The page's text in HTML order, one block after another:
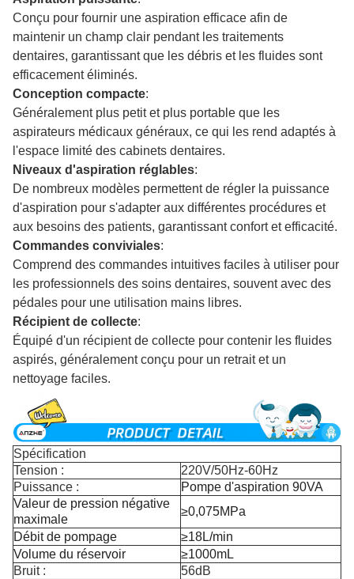
Conçu pour fournir une aspiration efficace afin de
maintenir un champ clair pendant les traitements
dentaires, garantissant que les débris et les fluides sont
efficacement éliminés.
Conception compacte:
Généralement plus petit et plus portable que les
aspirateurs médicaux généraux, ce qui les rend adaptés à
l'espace limité des cabinets dentaires.
Niveaux d'aspiration réglables:
De nombreux modèles permettent de régler la puissance
d'aspiration pour s'adapter aux différentes procédures et
aux besoins des patients, garantissant confort et efficacité.
Commandes conviviales:
Comprend des commandes intuitives faciles à utiliser pour
les professionnels des soins dentaires, souvent avec des
pédales pour une utilisation mains libres.
Récipient de collecte:
Équipé d'un récipient de collecte pour contenir les fluides
aspirés, généralement conçu pour un retrait et un
nettoyage faciles.
Spécification
Tension :
220V/50Hz-60Hz
Puissance :
Pompe d'aspiration 90VA
Valeur de pression négative
maximale
≥0,075MPa
Débit de pompage
≥18L/min
Volume du réservoir
≥1000mL
Bruit :
56dB